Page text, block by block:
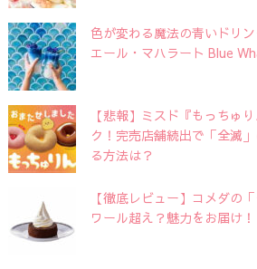
色が変わる魔法の青いドリ
エール・マハラート Blue
【悲報】ミスド『もっちゅ
ク！完売店舗続出で「全滅
る方法は？
【徹底レビュー】コメダの
ワール超え？魅力をお届け！